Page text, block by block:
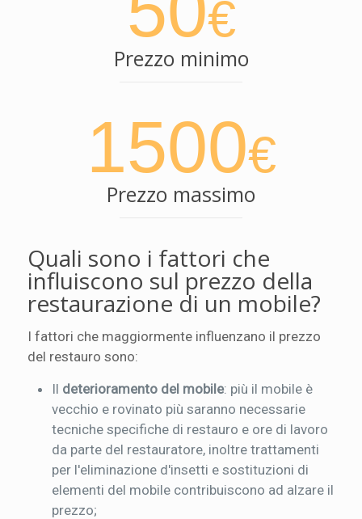
€
Prezzo minimo
1500€
Prezzo massimo
Quali sono i fattori che
influiscono sul prezzo della
restaurazione di un mobile?
I fattori che maggiormente influenzano il prezzo
del restauro sono:
Il deterioramento del mobile: più il mobile è
vecchio e rovinato più saranno necessarie
tecniche specifiche di restauro e ore di lavoro
da parte del restauratore, inoltre trattamenti
per l'eliminazione d'insetti e sostituzioni di
elementi del mobile contribuiscono ad alzare il
prezzo;